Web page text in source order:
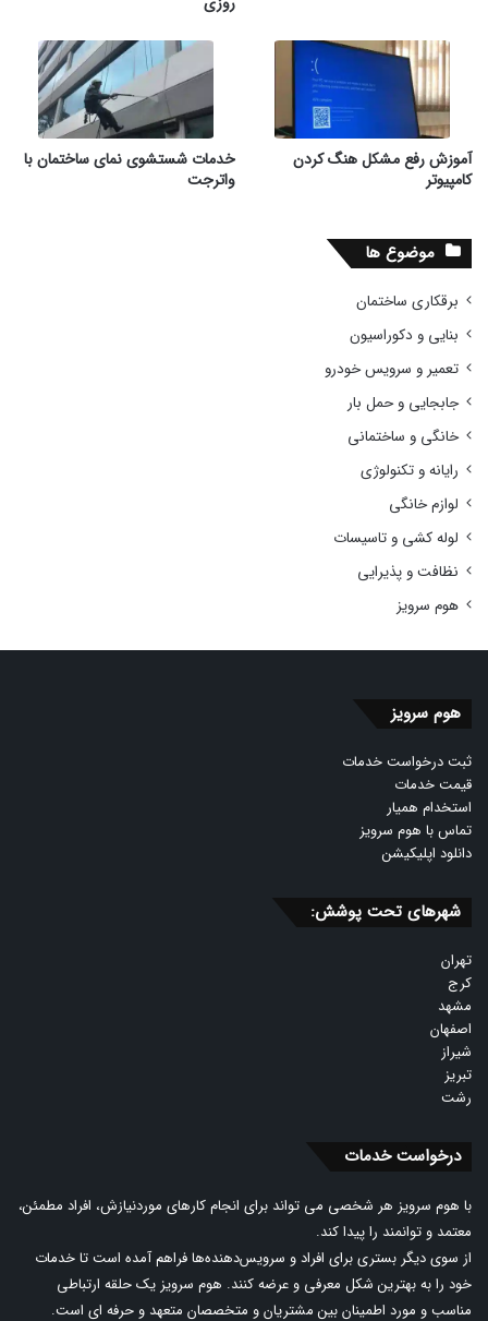
آموزش رفع مشکل هنگ کردن
کامپیوتر
خدمات شستشوی نمای ساختمان با
واترجت
موضوع ها
برقکاری ساختمان
بنایی و دکوراسیون
تعمیر و سرویس خودرو
جابجایی و حمل بار
خانگی و ساختمانی
رایانه و تکنولوژی
لوازم خانگی
لوله کشی و تاسیسات
نظافت و پذیرایی
هوم سرویز
هوم سرویز
ثبت درخواست خدمات
قیمت خدمات
استخدام همیار
تماس با هوم سرویز
دانلود اپلیکیشن
شهرهای تحت پوشش:
تهران
کرج
مشهد
اصفهان
شیراز
تبریز
رشت
درخواست خدمات
با هوم سرویز هر شخصی می تواند برای انجام کارهای موردنیازش، افراد مطمئن،
معتمد و توانمند را پیدا کند.
از سوی دیگر بستری برای افراد و سرویس‌دهنده‌ها فراهم آمده است تا خدمات
خود را به بهترین شکل معرفی و عرضه کنند. هوم سرویز یک حلقه ارتباطی
مناسب و مورد اطمینان بین مشتریان و متخصصان متعهد و حرفه ای است.